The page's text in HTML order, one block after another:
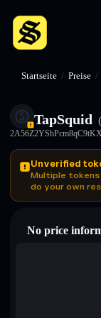
Startseite / Preise /
TapSquid
Unverified
Multiple tokens
do your own
No price